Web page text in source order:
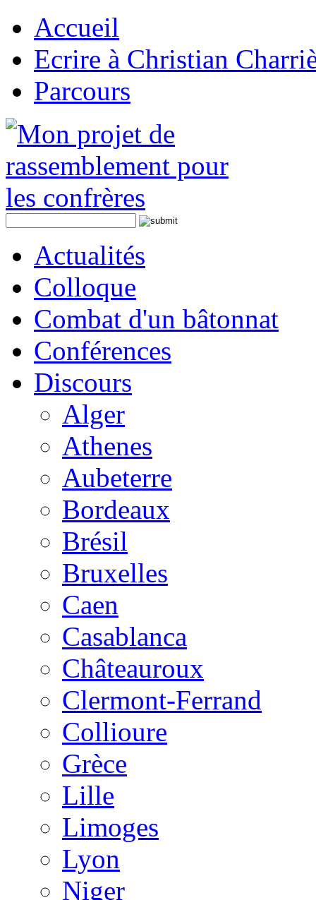
Accueil
Ecrire à Christian
Parcours
Actualités
Colloque
Combat d'un bâtonnat
Conférences
Discours
Alger
Athenes
Aubeterre
Bordeaux
Brésil
Bruxelles
Caen
Casablanca
Châteauroux
Clermont-Ferrand
Collioure
Grèce
Lille
Limoges
Lyon
Niger